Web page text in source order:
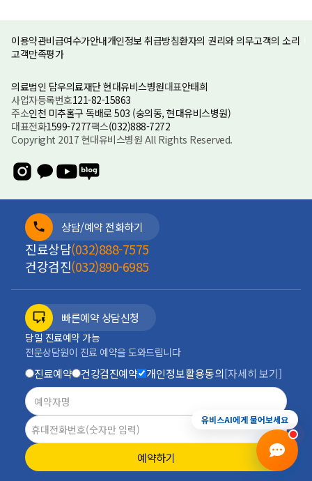
이용약관비급여수가안내개인정보 취급방침환자의 권리와 의무고객의 소리
고객만족평가
의료법인 담우의료재단 현대유비스병원대표안태희
사업자등록번호121-82-15863
주소인천 미추홀구 독배로 503 (숭의동, 현대유비스병원)
대표전화1599-7277팩스(032)888-7272
Copyright 2017 현대유비스병원 All Rights Reserved.
상담/예약 전화하기
진료상담(032)888-7575
건강검진(032)890-6985
빠른예약 상담신청
당일 진료예약 가능
전문상담원이 진료 예약을 도와드립니다
진료예약 건강검진예약 개인정보활용동의[자세히 보기]
예약하기
유비스AI에게 물어보세요
진료예약 증상상담 건강검진 전화안내